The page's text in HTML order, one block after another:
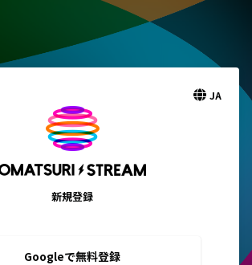
JA
新規登録
Googleで無料登録